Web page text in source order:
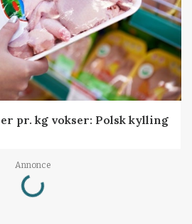
pr. kg vokser: Polsk kylling
Annonce
Loading...